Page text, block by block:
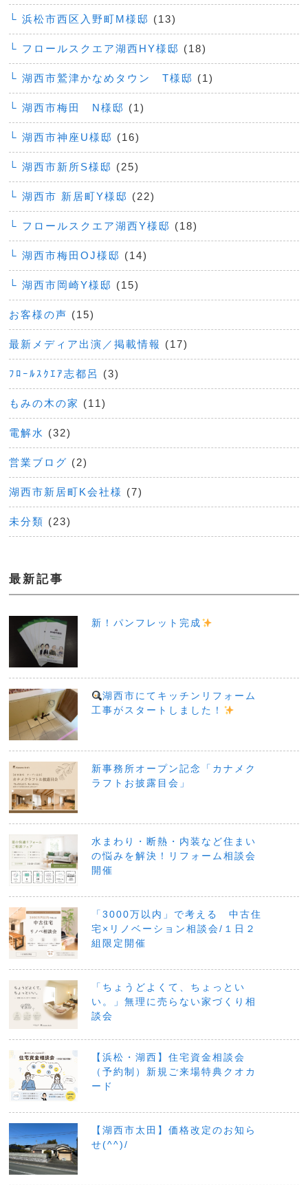
└ 浜松市西区入野町M様邸 (13)
└ フロールスクエア湖西HY様邸 (18)
└ 湖西市鷲津かなめタウン T様邸 (1)
└ 湖西市梅田 N様邸 (1)
└ 湖西市神座U様邸 (16)
└ 湖西市新所S様邸 (25)
└ 湖西市 新居町Y様邸 (22)
└ フロールスクエア湖西Y様邸 (18)
└ 湖西市梅田OJ様邸 (14)
└ 湖西市岡崎Y様邸 (15)
お客様の声 (15)
最新メディア出演／掲載情報 (17)
ﾌﾛｰﾙｽｸｴｱ志都呂 (3)
もみの木の家 (11)
電解水 (32)
営業ブログ (2)
湖西市新居町K会社様 (7)
未分類 (23)
最新記事
新！パンフレット完成
湖西市にてキッチンリフォーム
工事がスタートしました！
新事務所オープン記念「カナメク
ラフトお披露目会」
水まわり・断熱・内装など住まい
の悩みを解決！リフォーム相談会
開催
「3000万以内」で考える 中古住
宅×リノベーション相談会/１日２
組限定開催
「ちょうどよくて、ちょっとい
い。」無理に売らない家づくり相
談会
【浜松・湖西】住宅資金相談会
（予約制）新規ご来場特典クオカ
ード
【湖西市太田】価格改定のお知ら
せ(^^)/